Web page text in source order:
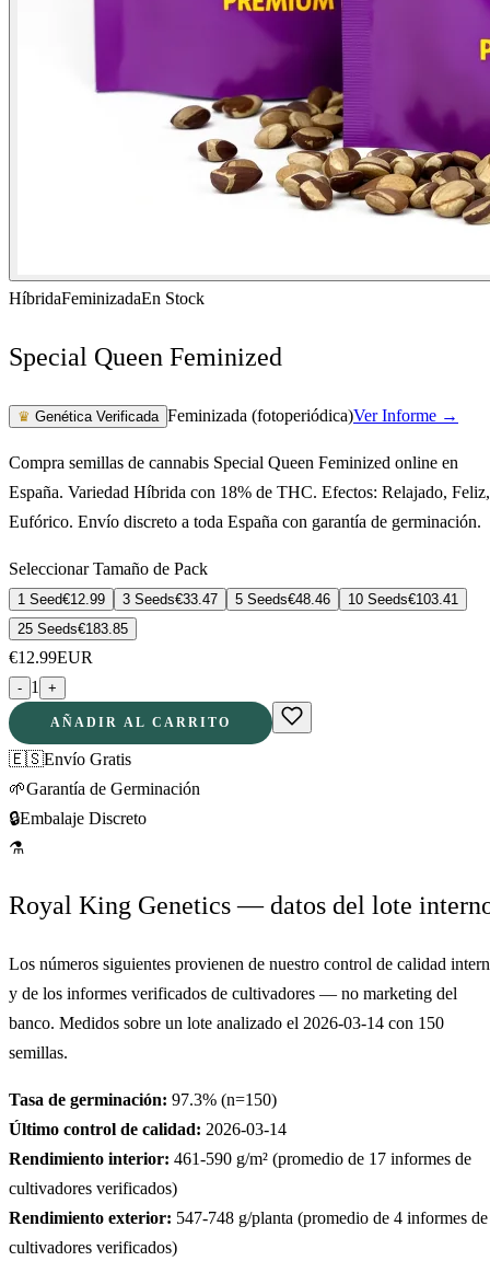
HíbridaFeminizadaEn Stock
Special Queen Feminized
♛ Genética Verificada Feminizada (fotoperiódica)Ver Informe →
Compra semillas de cannabis Special Queen Feminized online en
España. Variedad Híbrida con 18% de THC. Efectos: Relajado, Feliz,
Eufórico. Envío discreto a toda España con garantía de germinación.
Seleccionar Tamaño de Pack
1 Seed€12.99 3 Seeds€33.47 5 Seeds€48.46 10 Seeds€103.41
25 Seeds€183.85
€12.99EUR
- 1 +
AÑADIR AL CARRITO
🇪🇸Envío Gratis
🌱Garantía de Germinación
🔒Embalaje Discreto
⚗
Royal King Genetics — datos del lote
Los números siguientes provienen de nuestro control de calidad
y de los informes verificados de cultivadores — no marketing del
banco. Medidos sobre un lote analizado el 2026-03-14 con 150
semillas.
Tasa de germinación: 97.3% (n=150)
Último control de calidad: 2026-03-14
Rendimiento interior: 461-590 g/m² (promedio de 17 informes de
cultivadores verificados)
Rendimiento exterior: 547-748 g/planta (promedio de 4 informes de
cultivadores verificados)